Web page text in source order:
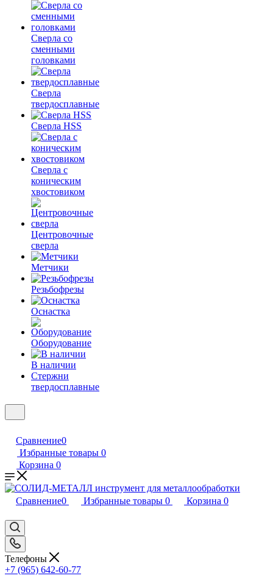
Сверла со
сменными
головками
Сверла
твердосплавные
Сверла HSS
Сверла с
коническим
хвостовиком
Центровочные
сверла
Метчики
Резьбофрезы
Оснастка
Оборудование
В наличии
Стержни
твердосплавные
Сравнение0
Избранные товары 0
Корзина 0
Сравнение0 Избранные товары 0 Корзина 0
Телефоны
+7 (965) 642-60-77